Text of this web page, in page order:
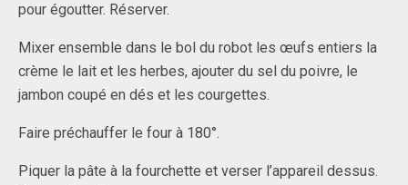
pour égoutter. Réserver.
Mixer ensemble dans le bol du robot les œufs entiers la
crème le lait et les herbes, ajouter du sel du poivre, le
jambon coupé en dés et les courgettes.
Faire préchauffer le four à 180°.
Piquer la pâte à la fourchette et verser l’appareil dessus.